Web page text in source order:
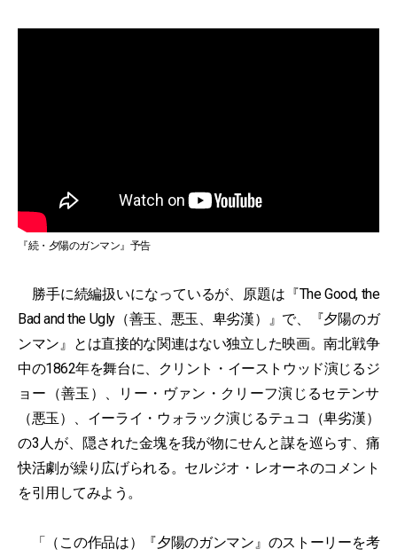
『続・夕陽のガンマン』予告
勝手に続編扱いになっているが、原題は『The Good, the
Bad and the Ugly（善玉、悪玉、卑劣漢）』で、『夕陽のガ
ンマン』とは直接的な関連はない独立した映画。南北戦争
中の1862年を舞台に、クリント・イーストウッド演じるジ
ョー（善玉）、リー・ヴァン・クリーフ演じるセテンサ
（悪玉）、イーライ・ウォラック演じるテュコ（卑劣漢）
の3人が、隠された金塊を我が物にせんと謀を巡らす、痛
快活劇が繰り広げられる。セルジオ・レオーネのコメント
を引用してみよう。
「（この作品は）『夕陽のガンマン』のストーリーを考